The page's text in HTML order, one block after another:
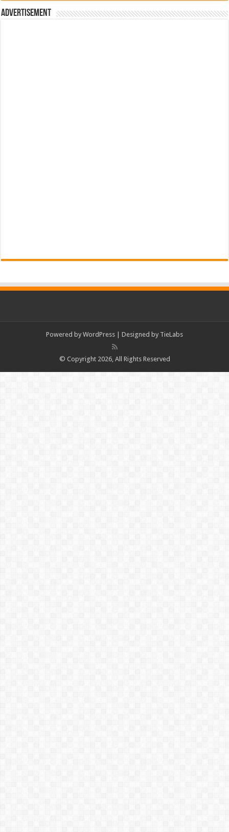
Advertisement
Powered by WordPress | Designed by TieLabs
© Copyright 2026, All Rights Reserved